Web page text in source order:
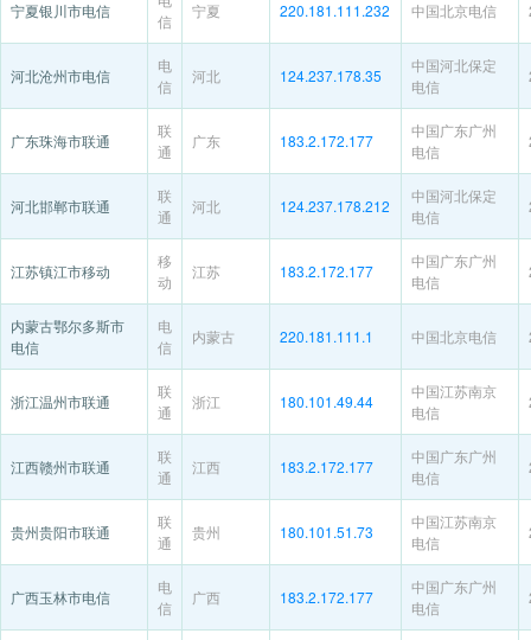
宁夏银川市电信
信
宁夏 220.181.111.232 中国北京电信
河北沧州市电信
电
信
河北 124.237.178.35
中国河北保定
电信
广东珠海市联通
联
通
广东 183.2.172.177
中国广东广州
电信
河北邯郸市联通
联
通
河北 124.237.178.212
中国河北保定
电信
江苏镇江市移动
移
动
江苏 183.2.172.177
中国广东广州
电信
内蒙古鄂尔多斯市
电信
电
信
内蒙古 220.181.111.1 中国北京电信
浙江温州市联通
联
通
浙江 180.101.49.44
中国江苏南京
电信
江西赣州市联通
联
通
江西 183.2.172.177
中国广东广州
电信
贵州贵阳市联通
联
通
贵州 180.101.51.73
中国江苏南京
电信
广西玉林市电信
电
信
广西 183.2.172.177
中国广东广州
电信